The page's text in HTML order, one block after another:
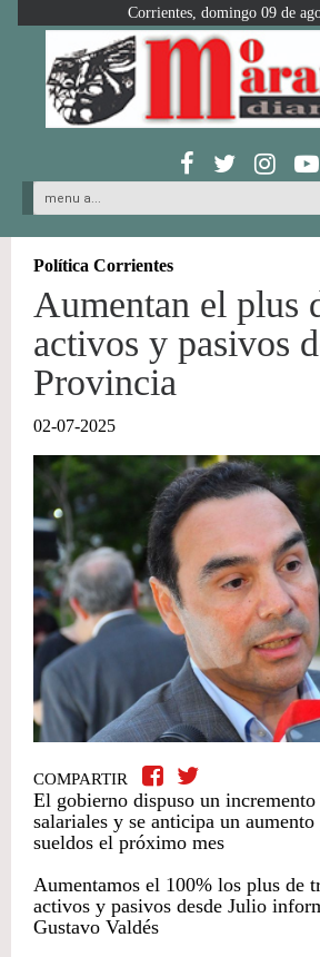
Corrientes, domingo 09 de
Política Corrientes
Aumentan el plus
activos y pasivos
Provincia
02-07-2025
COMPARTIR
El gobierno dispuso un
salariales y se anticipa un aumento
sueldos el próximo mes
Aumentamos el 100% los plus de
activos y pasivos desde Julio
Gustavo Valdés